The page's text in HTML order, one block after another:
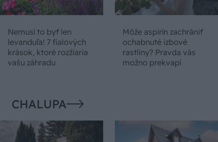
Nemusí to byť len
levanduľa! 7 fialových
krások, ktoré rozžiaria
vašu záhradu
Môže aspirín zachrániť
ochabnuté izbové
rastliny? Pravda vás
možno prekvapí
CHALUPA